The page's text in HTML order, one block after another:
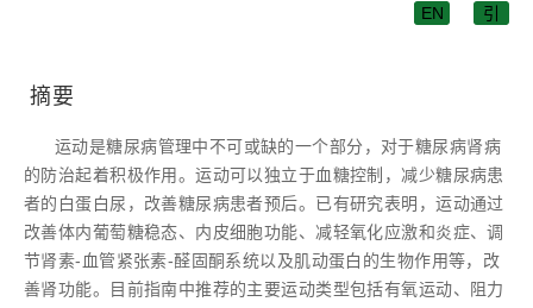
引
EN
摘要
运动是糖尿病管理中不可或缺的一个部分，对于糖尿病肾病
的防治起着积极作用。运动可以独立于血糖控制，减少糖尿病患
者的白蛋白尿，改善糖尿病患者预后。已有研究表明，运动通过
改善体内葡萄糖稳态、内皮细胞功能、减轻氧化应激和炎症、调
节肾素-血管紧张素-醛固酮系统以及肌动蛋白的生物作用等，改
善肾功能。目前指南中推荐的主要运动类型包括有氧运动、阻力